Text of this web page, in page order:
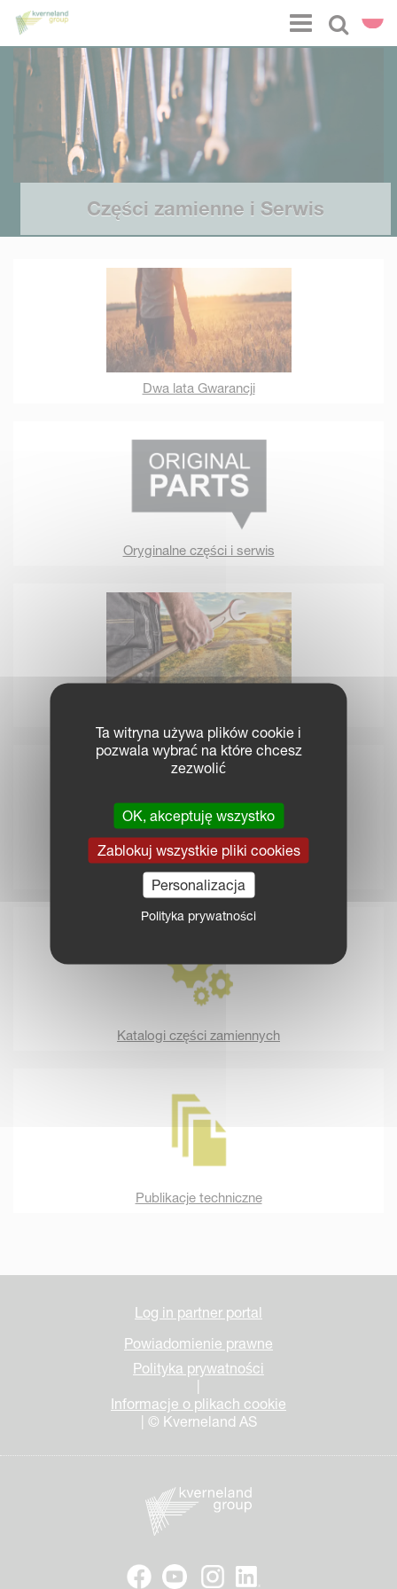
Select
Menu
Części zamienne i Serwis
Dwa lata Gwarancji
Oryginalne części i serwis
Zawsze dostępne
Katalogi części zamiennych
Publikacje techniczne
Log in partner portal
Powiadomienie prawne
Polityka prywatności
|
Informacje o plikach cookie
| © Kverneland AS
Panel zarządzania plikami cookies
Ta witryna używa plików cookie i
pozwala wybrać na które chcesz
zezwolić
OK, akceptuję wszystko
Zablokuj wszystkie pliki cookies
Personalizacja
Polityka prywatności